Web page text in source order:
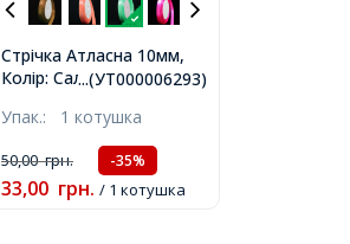
...(УТ000006293)
Стрічка Атласна 10мм,
Колір: Салатовий,
25м / котушка,
Упак.: 1 котушка
50,00грн. -35%
33,00 грн. / 1 котушка